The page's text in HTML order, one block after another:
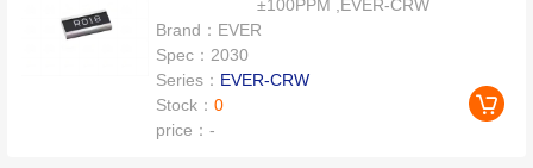
±100PPM ,EVER-CRW
Brand： EVER
Spec： 2030
Series： EVER-CRW
Stock：0
price：-